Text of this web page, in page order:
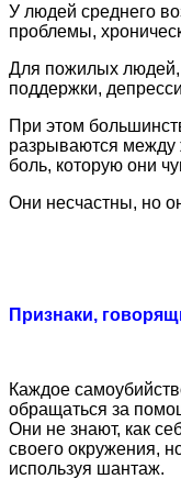
У людей среднего
проблемы,
Для пожилых людей,
поддержки,
При этом
разрываются между
боль, которую они
Они несчастны, но
Признаки,
Каждое
обращаться за
Они не знают, как
своего окружения,
используя шантаж.